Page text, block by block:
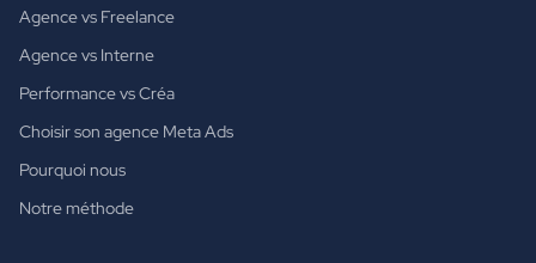
Agence vs Freelance
Agence vs Interne
Performance vs Créa
Choisir son agence Meta Ads
Pourquoi nous
Notre méthode